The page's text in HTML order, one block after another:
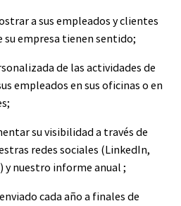
a sus empleados y clientes
su empresa tienen sentido;
de las actividades de
empleados en sus oficinas o en
su visibilidad a través de
redes sociales (LinkedIn,
y nuestro informe anual ;
cada año a finales de